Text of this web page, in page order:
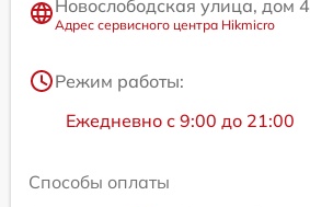
Новослободская улица, дом 4
Адрес сервисного центра Hikmicro
Режим работы:
Ежедневно с 9:00 до 21:00
Способы оплаты